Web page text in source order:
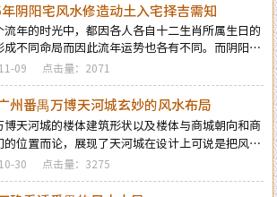
阴阳宅风水修造动土入宅择吉需知
流年的时光中，都因各人各自十二生肖所属生日的
成不同命局而因此流年运势也各有不同。而阴阳宅
也会因为宅基座向分金不同而受着每一年的时光气
同影响，在阳宅置业建造和阴宅修造上也有着不一
水讲究。为使自己在新的一年里能够在阳宅置业建
宅修造的事项择吉中做到正确，就需要了解一下
阴阳宅风水修造动土入宅择吉的具体要点，为心宜
修建入宅或阴宅的修造选取到一个能够趋吉避凶的
而做好规划，争取更大的成就……
09 点击量：2071
州番禺万博天河城玄妙的风水布局
博天河城的楼体建筑形状以及楼体与商城朝向和商
的位置而论，展现了天河城在设计上可说是把风水
用理念运用到了极致的特点，从风水学应用理念及
果角度而论，番禺万博的粤海天河城不止占据了商
30 点击量：3275